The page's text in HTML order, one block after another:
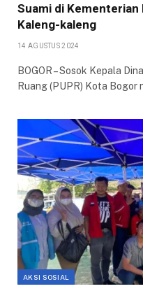
Suami di
Kaleng-kaleng
14 AGUSTUS 2024
BOGOR – Sosok Kepala
Ruang (PUPR) Kota
AKSI SOSIAL